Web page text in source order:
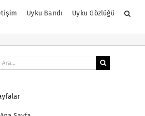
Uyku Bandı Uyku Gözlüğü